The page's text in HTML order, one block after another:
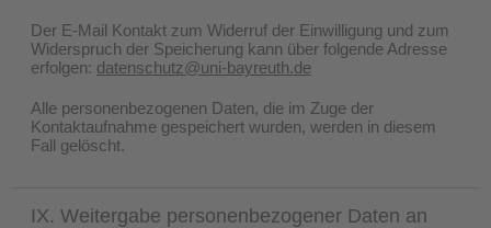
Der E-Mail Kontakt zum Widerruf der Einwilligung und zum
Widerspruch der Speicherung kann über folgende Adresse
erfolgen: datenschutz@uni-bayreuth.de
Alle personenbezogenen Daten, die im Zuge der
Kontaktaufnahme gespeichert wurden, werden in diesem
Fall gelöscht.
IX. Weitergabe personenbezogener Daten an